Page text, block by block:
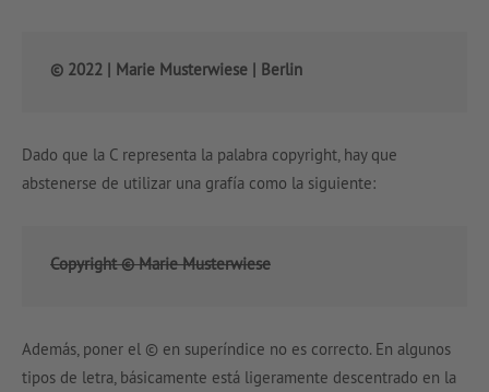
© 2022 | Marie Musterwiese | Berlin
Dado que la C representa la palabra copyright, hay que
abstenerse de utilizar una grafía como la siguiente:
Copyright © Marie Musterwiese
Además, poner el © en superíndice no es correcto. En algunos
tipos de letra, básicamente está ligeramente descentrado en la